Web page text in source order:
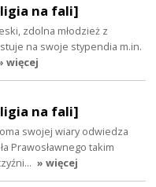
na fali]
zdolna młodzież z
na swoje stypendia m.in.
więcej
na fali]
swojej wiary odwiedza
Prawosławnego takim
» więcej